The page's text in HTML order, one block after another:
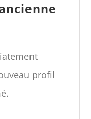
profil